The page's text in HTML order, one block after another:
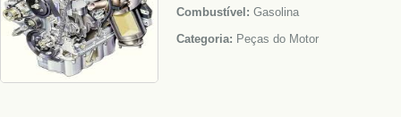
Combustível: Gasolina
Categoria: Peças do Motor